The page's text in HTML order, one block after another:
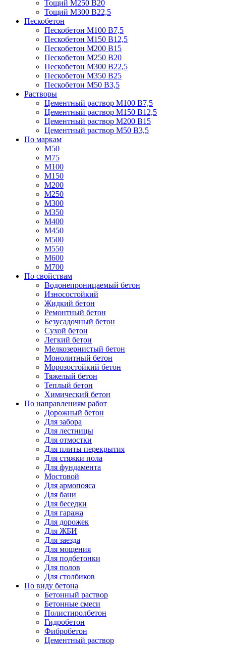
Тощий М250 В20
Тощий М300 В22,5
Пескобетон
Пескобетон М100 В7,5
Пескобетон М150 В12,5
Пескобетон М200 В15
Пескобетон М250 В20
Пескобетон М300 В22,5
Пескобетон М350 В25
Пескобетон М50 В3,5
Растворы
Цементный раствор М100 В7,5
Цементный раствор М150 В12,5
Цементный раствор М200 В15
Цементный раствор М50 В3,5
По маркам
М50
М75
М100
М150
М200
М250
М300
М350
М400
М450
М500
М550
М600
М700
По свойствам
Водонепроницаемый бетон
Износостойкий
Жидкий бетон
Ремонтный бетон
Безусадочный бетон
Сухой бетон
Легкий бетон
Мелкозернистый бетон
Монолитный бетон
Морозостойкий бетон
Тяжелый бетон
Теплый бетон
Химический бетон
По направлениям работ
Дорожный бетон
Для забора
Для лестницы
Для отмостки
Для плиты перекрытия
Для стяжки пола
Для фундамента
Мостовой
Для армопояса
Для бани
Для беседки
Для гаража
Для дорожек
Для ЖБИ
Для заезда
Для мощения
Для подбетонки
Для полов
Для столбиков
По виду бетона
Бетонный раствор
Бетонные смеси
Полистиролбетон
Гидробетон
Фибробетон
Цементный раствор